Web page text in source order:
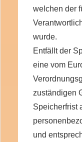
welchen der
wurde.
Entfällt der
eine vom
zuständigen
Speicherfrist
und